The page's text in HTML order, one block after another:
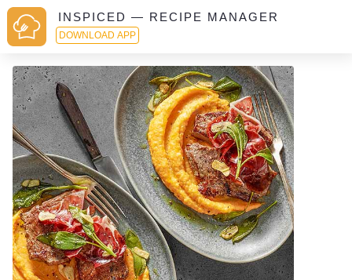
INSPICED — RECIPE MANAGER
DOWNLOAD APP